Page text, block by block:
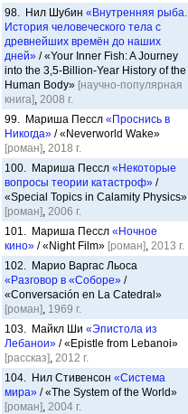
98. Нил Шубин «Внутренняя рыба.
История человеческого тела с
древнейших времён до наших
дней» / «Your Inner Fish: A Journey
into the 3,5-Billion-Year History of the
Human Body» [научно-популярная
книга], 2008 г.
99. Мариша Пессл «Проснись в
Никогда» / «Neverworld Wake»
[роман], 2018 г.
100. Мариша Пессл «Некоторые
вопросы теории катастроф» /
«Special Topics in Calamity Physics»
[роман], 2006 г.
101. Мариша Пессл «Ночное
кино» / «Night Film» [роман], 2013 г.
102. Марио Варгас Льоса
«Разговор в «Соборе» /
«Conversación en La Catedral»
[роман], 1969 г.
103. Майкл Ши «Эпистола из
Лебанои» / «Epistle from Lebanoi»
[рассказ], 2012 г.
104. Нил Стивенсон «Система
мира» / «The System of the World»
[роман], 2004 г.